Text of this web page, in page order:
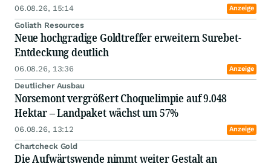
06.08.26, 15:14 Anzeige
Goliath Resources
Neue hochgradige Goldtreffer erweitern Surebet-
Entdeckung deutlich
06.08.26, 13:36 Anzeige
Deutlicher Ausbau
Norsemont vergrößert Choquelimpie auf 9.048
Hektar – Landpaket wächst um 57%
06.08.26, 13:12 Anzeige
Chartcheck Gold
Die Aufwärtswende nimmt weiter Gestalt an